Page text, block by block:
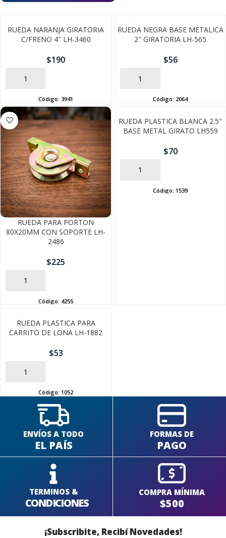
RUEDA NARANJA GIRATORIA
C/FRENO 4″ LH-3460
$190
AÑADIR
Código: 3941
RUEDA NEGRA BASE METALICA
2″ GIRATORIA LH-565
$56
AÑADIR
Código: 2064
RUEDA PARA PORTON
80X20MM CON SOPORTE LH-
2486
$225
AÑADIR
Código: 4255
RUEDA PLASTICA BLANCA 2.5″
BASE METAL GIRATO LH559
$70
AÑADIR
Código: 1539
RUEDA PLASTICA PARA
CARRITO DE LONA LH-1882
$53
AÑADIR
Código: 1052
ENVÍOS A TODO
EL PAÍS
FORMAS DE
PAGO
TERMINOS &
CONDICIONES
COMPRA MÍNIMA
$500
¡Subscribite, Recibí Novedades!
SEGUÍ COMPRANDO
FINALIZÁ TU COMPRA